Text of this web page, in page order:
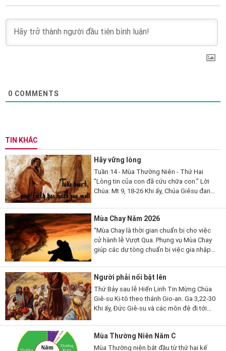
0 COMMENTS
TIN KHÁC
Hãy vững lòng
Tuần 14 - Mùa Thường Niên - Thứ Hai
“Lòng tin của con đã cứu chữa con.” Lời
Chúa: Mt 9, 18-26 Khi ấy, Chúa Giêsu đang
mà thưa...
Mùa Chay Năm 2026
“Mùa Chay là thời gian chuẩn bị cho việc
cử hành lễ Vượt Qua. Phụng vụ Mùa Chay
giúp các dự tòng chuẩn bị việc gia nhập
Chay cũng là thời gian...
Người phải nổi bật lên
Thứ Bảy sau lễ Hiển Linh Tin Mừng Chúa
Giê-su Ki-tô theo thánh Gio-an. Ga 3,22-30
Khi ấy, Đức Giê-su và các môn đệ đi tới
ông và làm phép rửa. Còn...
Mùa Thường Niên Năm C
Mùa Thường niên bắt đầu từ thứ hai kế